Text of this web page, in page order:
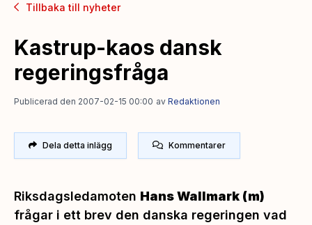
Tillbaka till nyheter
Kastrup-kaos dansk
regeringsfråga
Publicerad den 2007-02-15 00:00 av Redaktionen
Dela detta inlägg Kommentarer
Riksdagsledamoten Hans Wallmark (m)
frågar i ett brev den danska regeringen vad